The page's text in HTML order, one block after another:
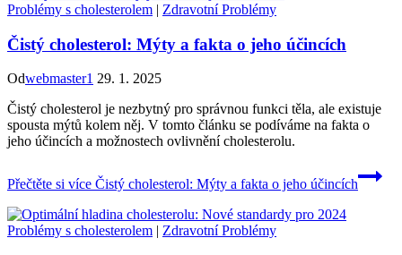
Problémy s cholesterolem | Zdravotní Problémy
Čistý cholesterol: Mýty a fakta o jeho účincích
Odwebmaster1 29. 1. 2025
Čistý cholesterol je nezbytný pro správnou funkci těla, ale existuje
spousta mýtů kolem něj. V tomto článku se podíváme na fakta o
jeho účincích a možnostech ovlivnění cholesterolu.
Přečtěte si více Čistý cholesterol: Mýty a fakta o jeho účincích
Problémy s cholesterolem | Zdravotní Problémy